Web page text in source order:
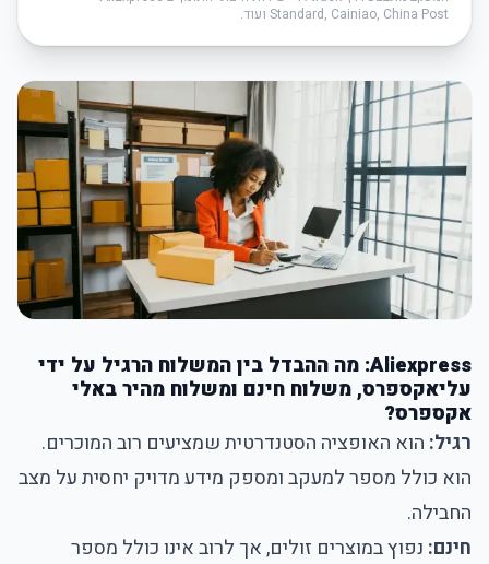
Standard, Cainiao, China Post ועוד.
Aliexpress: מה ההבדל בין המשלוח הרגיל על ידי
עליאקספרס, משלוח חינם ומשלוח מהיר באלי
אקספרס?
רגיל: הוא האופציה הסטנדרטית שמציעים רוב המוכרים.
הוא כולל מספר למעקב ומספק מידע מדויק יחסית על מצב
החבילה.
חינם: נפוץ במוצרים זולים, אך לרוב אינו כולל מספר